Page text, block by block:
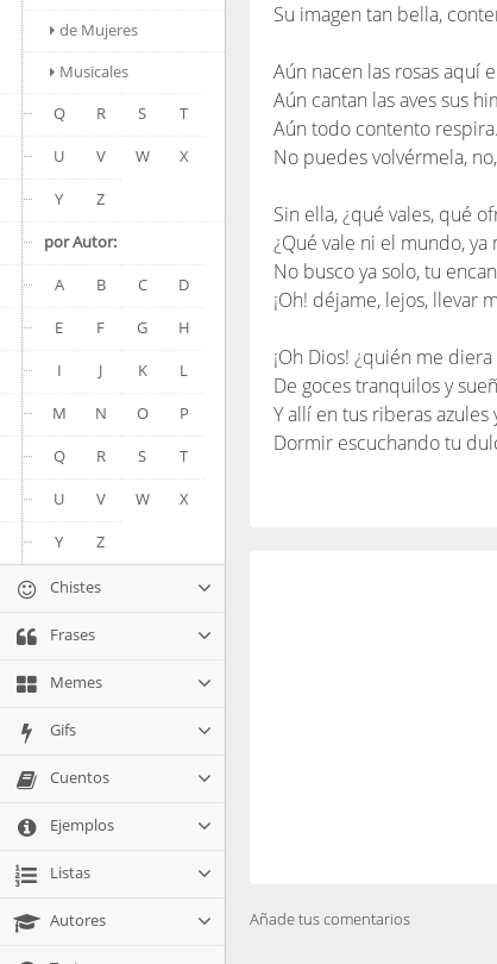
de Mujeres
Musicales
Q
R S
T
U
V W
X
Y
Z
por Autor:
A
B C
D
E
F G
H
I
J K
L
M
N O
P
Q
R S
T
U
V W
X
Y
Z
Chistes
Frases
Memes
Gifs
Cuentos
Ejemplos
Listas
Autores
Su imagen tan bella,
Aún nacen las rosas aquí
Aún cantan las aves sus
Aún todo contento
No puedes volvérmela,
Sin ella, ¿qué vales, qué
¿Qué vale ni el mundo,
No busco ya solo, tu
¡Oh! déjame, lejos, llevar
¡Oh Dios! ¿quién me
De goces tranquilos y
Y allí en tus riberas azules
Dormir escuchando tu
Añade tus comentarios